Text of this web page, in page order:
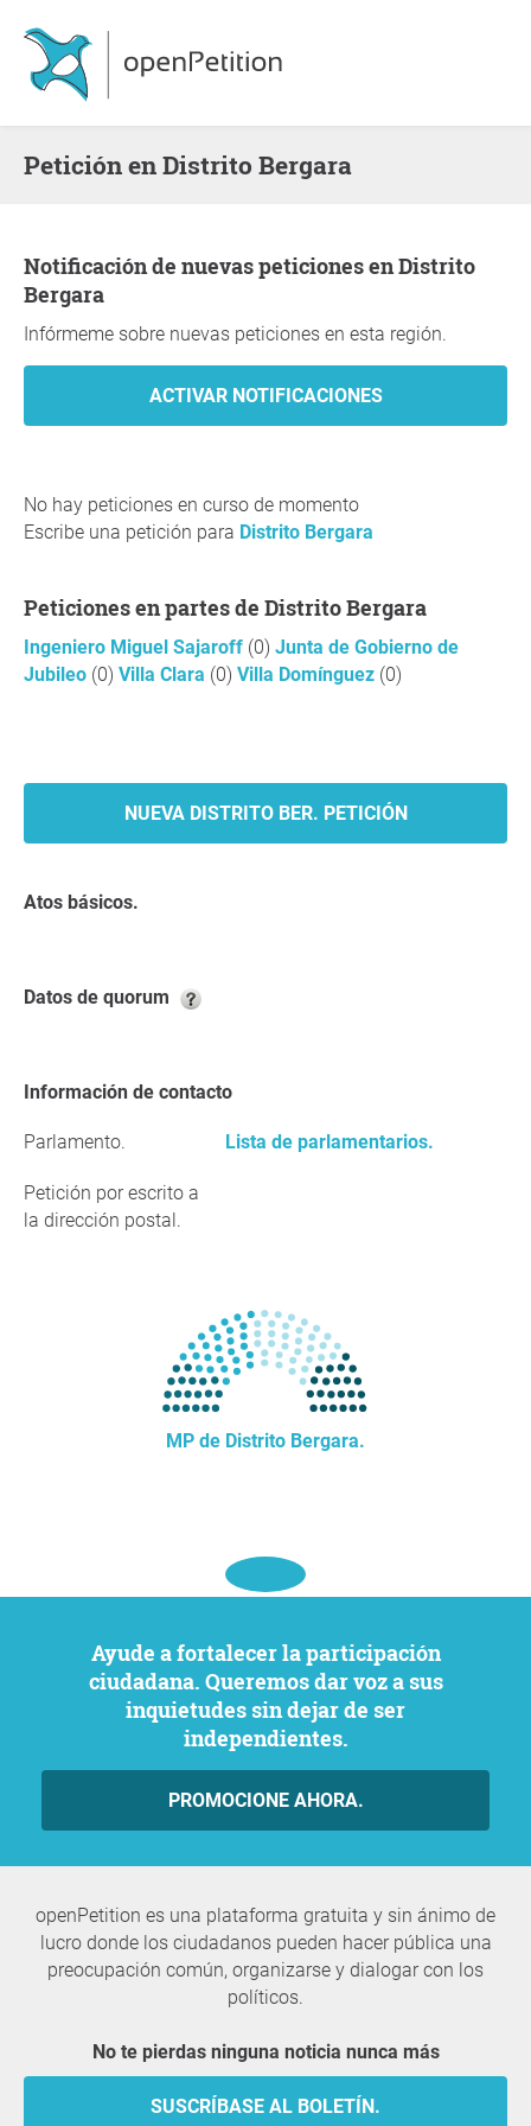
Petición en Distrito Bergara
Notificación de nuevas peticiones en Distrito
Bergara
Infórmeme sobre nuevas peticiones en esta región.
No hay peticiones en curso de momento
Escribe una petición para Distrito Bergara
Peticiones en partes de Distrito Bergara
Ingeniero Miguel Sajaroff (0) Junta de Gobierno de
Jubileo (0) Villa Clara (0) Villa Domínguez (0)
NUEVA DISTRITO BER. PETICIÓN
Atos básicos.
Datos de quorum
Información de contacto
Parlamento. Lista de parlamentarios.
Petición por escrito a
la dirección postal.
MP de Distrito Bergara.
Ayude a fortalecer la participación
ciudadana. Queremos dar voz a sus
inquietudes sin dejar de ser
independientes.
PROMOCIONE AHORA.
openPetition es una plataforma gratuita y sin ánimo de
lucro donde los ciudadanos pueden hacer pública una
preocupación común, organizarse y dialogar con los
políticos.
No te pierdas ninguna noticia nunca más
SUSCRÍBASE AL BOLETÍN.